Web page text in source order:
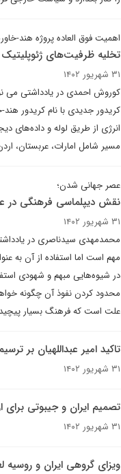
اهمیت فوق العاده پروژه هند-
تخلیه ظرفیت‌های ژئوپلیتیک
۳۱ شهریور ۱۴۰۲
کریدور جدیدی با نام کریدور
انرژی از طریق لوله و داده‌های
مسیر شامل امارات، عربستان،
عصر جهانی شدن؛
نقش دیپلماسی فرهنگی در
۳۱ شهریور ۱۴۰۲
محمدمهدی سیدناصری در
مهم است اما استفاده از آن به
در شیوه‌هایی مبهم و شهودی
محدود کردن نفوذ آن چگونه
علت است که فرهنگ بسیار
تاکید امیر عبداللهیان بر
۳۱ شهریور ۱۴۰۲
تصمیم ایران و جیبوتی برای
۳۱ شهریور ۱۴۰۲
ویزای گروهی ایران و روسیه